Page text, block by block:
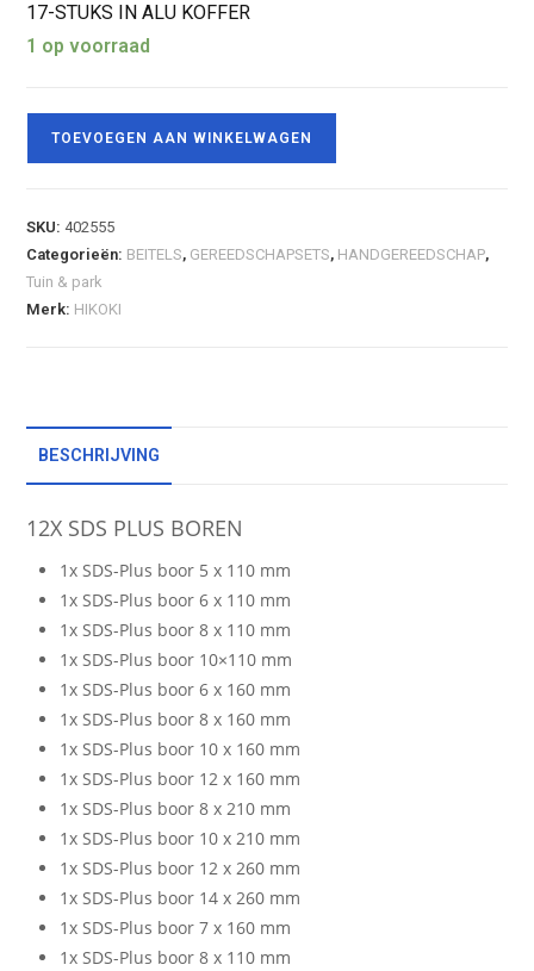
17-STUKS IN ALU KOFFER
1 op voorraad
TOEVOEGEN AAN WINKELWAGEN
SKU:402555
Categorieën: BEITELS, GEREEDSCHAPSETS, HANDGEREEDSCHAP,
Tuin & park
Merk: HIKOKI
BESCHRIJVING
12X SDS PLUS BOREN
1x SDS-Plus boor 5 x 110 mm
1x SDS-Plus boor 6 x 110 mm
1x SDS-Plus boor 8 x 110 mm
1x SDS-Plus boor 10×110 mm
1x SDS-Plus boor 6 x 160 mm
1x SDS-Plus boor 8 x 160 mm
1x SDS-Plus boor 10 x 160 mm
1x SDS-Plus boor 12 x 160 mm
1x SDS-Plus boor 8 x 210 mm
1x SDS-Plus boor 10 x 210 mm
1x SDS-Plus boor 12 x 260 mm
1x SDS-Plus boor 14 x 260 mm
1x SDS-Plus boor 7 x 160 mm
1x SDS-Plus boor 8 x 110 mm